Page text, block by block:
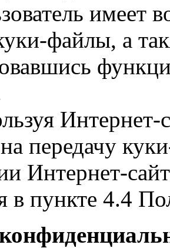
имеет
файлы, а
Интернет-
передачу
Интернет-
в пункте 4.4